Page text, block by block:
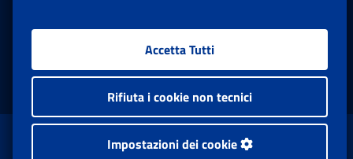
Facebook: Apre una nuova finestra
Twitter: Apre una nuova finestra
Whatsapp: Apre una nuova
Youtube: Apre una
Instagram:
www.inps.gov.it © 1997-2026
Accetta Tutti
Rifiuta i cookie non tecnici
Impostazioni dei cookie